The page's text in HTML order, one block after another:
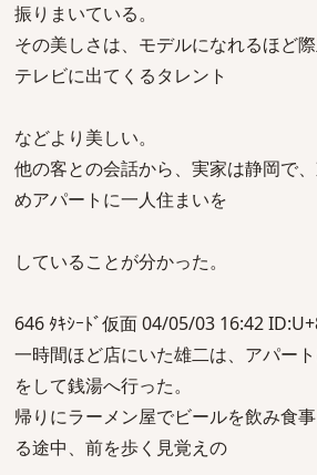
振りまいている。
その美しさは、モデルになれるほど
テレビに出てくるタレント
などより美しい。
他の客との会話から、実家は静岡で
めアパートに一人住まいを
していることが分かった。
646 ﾀｷｼｰﾄﾞ仮面 04/05/03 16:42
一時間ほど店にいた雄二は、アパー
をして銭湯へ行った。
帰りにラーメン屋でビールを飲み食
る途中、前を歩く見覚えの